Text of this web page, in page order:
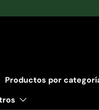
Productos por